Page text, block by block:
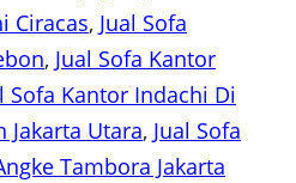
Ciracas, Jual Sofa
, Jual Sofa Kantor
Sofa Kantor Indachi Di
Jakarta Utara, Jual Sofa
Tambora Jakarta